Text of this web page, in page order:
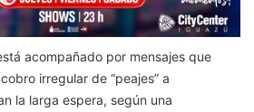
acompañado por mensajes que
irregular de “peajes” a
la larga espera, según una